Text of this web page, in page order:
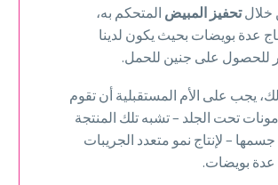
خلالتحفيز المبيض المتحكم به،
عدة بويضات بحيث يكون لدينا
للحصول على جنين للحمل.
يجب على الأم المستقبلية أن تقوم
تحت الجلد – تشبه تلك المنتجة
– لإنتاج نمو متعدد الجريبات
عدة بويضات.